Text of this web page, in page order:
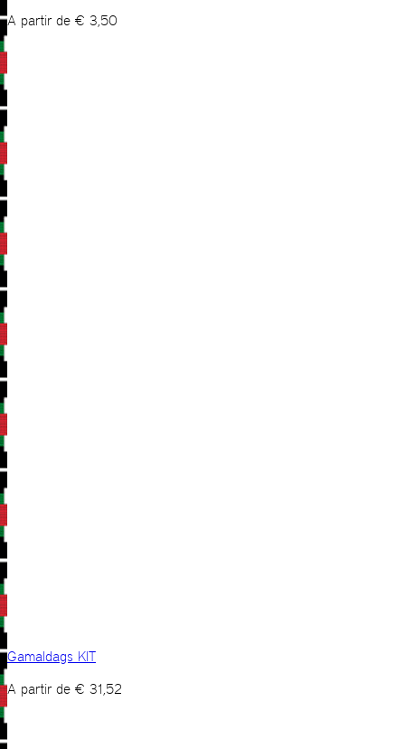
A partir de € 3,50
Gamaldags KIT
A partir de € 31,52